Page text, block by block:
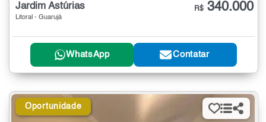
Jardim Astúrias
Litoral - Guarujá
R$ 340.000
WhatsApp Contatar
Oportunidade